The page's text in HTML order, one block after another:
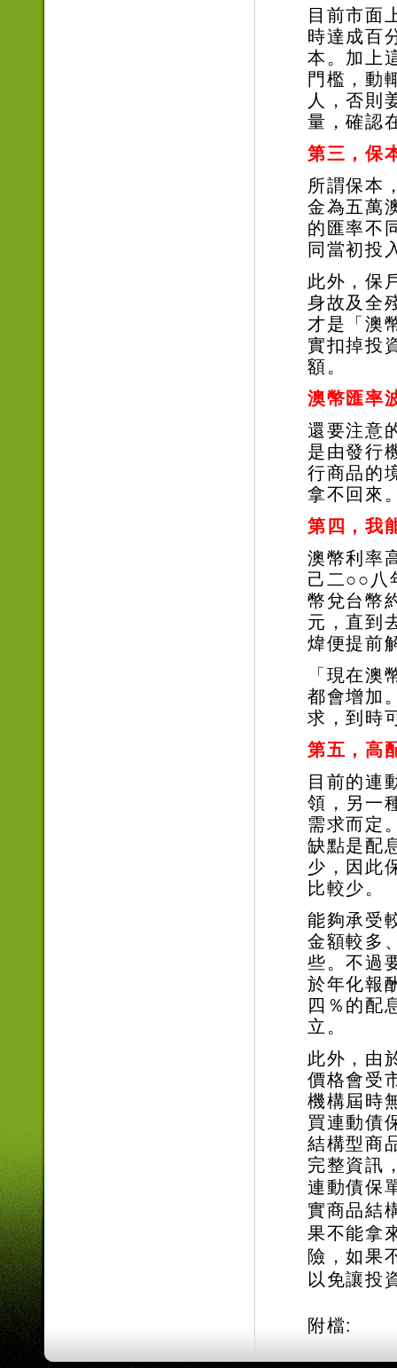
目前市面
時達成百
本。加上
門檻，動
人，否則
量，確認
第三，保
所謂保本
金為五萬
的匯率不
同當初投
此外，保
身故及全
才是「澳
實扣掉投
額。
澳幣匯率
還要注意
是由發行
行商品的
拿不回來
第四，我
澳幣利率
己二○○ 八
幣兌台幣
元，直到
煒便提前
「現在
都會增加
求，到時
第五，高
目前的連
領，另一
需求而定
缺點是配
少，因此
比較少。
能夠承受
金額較多
些。不過
於年化報
四％的配
立。
此外，由
價格會受
機構屆時
買連動債
結構型商
完整資訊
連動債保
實商品結
果不能拿
險，如果
以免讓投
附檔: